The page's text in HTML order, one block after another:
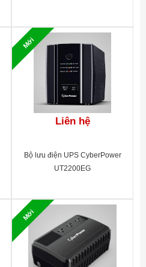
Mới
Liên hệ
Bộ lưu điện UPS CyberPower
UT2200EG
Mới